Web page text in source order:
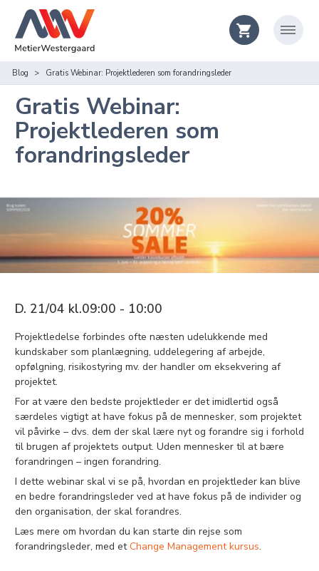
Blog Gratis Webinar: Projektlederen som forandringsleder
Gratis Webinar:
Projektlederen som
forandringsleder
D. 21/04 kl.09:00 - 10:00
Projektledelse forbindes ofte næsten udelukkende med
kundskaber som planlægning, uddelegering af arbejde,
opfølgning, risikostyring mv. der handler om eksekvering af
projektet.
For at være den bedste projektleder er det imidlertid også
særdeles vigtigt at have fokus på de mennesker, som projektet
vil påvirke – dvs. dem der skal lære nyt og forandre sig i forhold
til brugen af projektets output. Uden mennesker til at bære
forandringen – ingen forandring.
I dette webinar skal vi se på, hvordan en projektleder kan blive
en bedre forandringsleder ved at have fokus på de individer og
den organisation, der skal forandres.
Læs mere om hvordan du kan starte din rejse som
forandringsleder, med etChange Management kursus.